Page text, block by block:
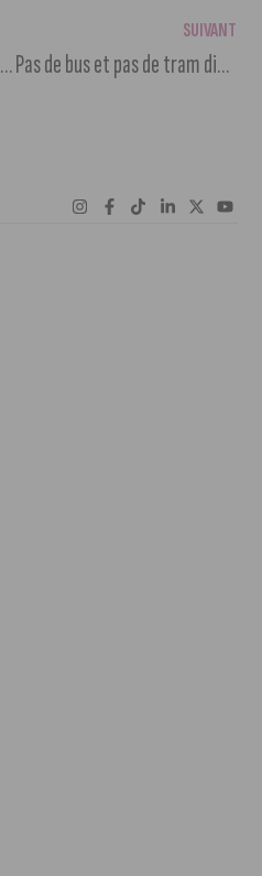
Le SDIS 21 recrute des sapeurs-pompiers !
SUIVANT
Pas de bus et pas de tram dimanche 1er mai